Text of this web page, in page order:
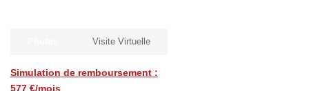
Dossier De Candidature
Simulation de remboursement :
577 €/mois
Visite Virtuelle